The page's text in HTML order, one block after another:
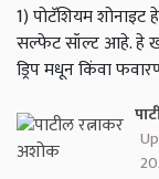
1) पोटॅशियम शोनाइट
सल्फेट सॉल्ट आहे. हे
ड्रिप मधून किंवा